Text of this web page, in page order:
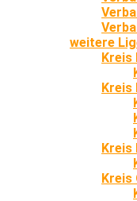
weitere
Kreis
Kreis
Kreis
Kreis